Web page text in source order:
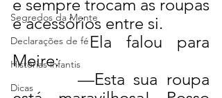
Segredos da Mente
Declarações de fé
Histórias infantis
Dicas
e sempre trocam as roupas
e acessórios entre si.
Ela falou para
Meire:
—Esta sua roupa